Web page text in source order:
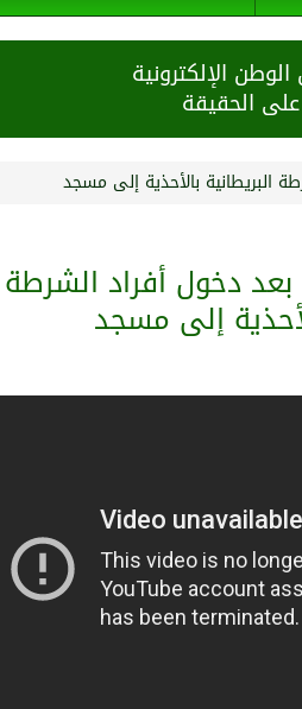
الإلكترونية
الحقيقة
البريطانية بالأحذية إلى مسجد
دخول أفراد الشرطة
إلى مسجد